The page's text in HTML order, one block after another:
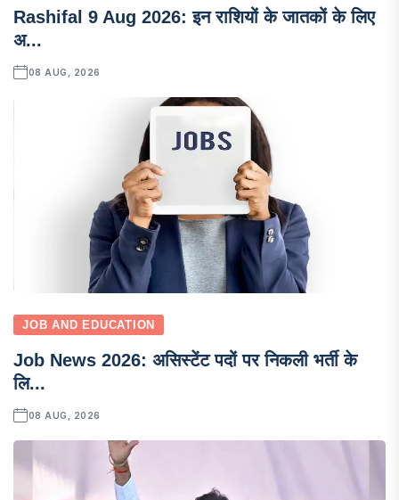
Rashifal 9 Aug 2026: इन राशियों के जातकों के लिए
अ...
08 AUG, 2026
JOB AND EDUCATION
Job News 2026: असिस्टेंट पदों पर निकली भर्ती के
लि...
08 AUG, 2026